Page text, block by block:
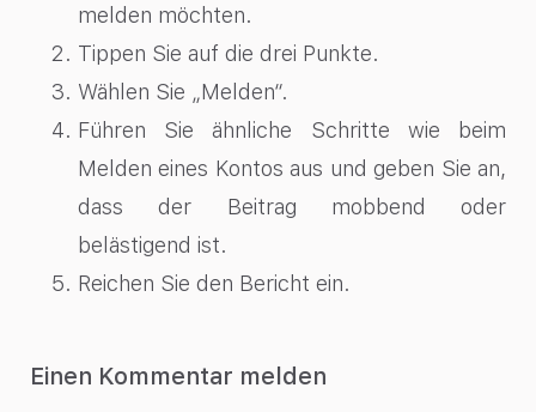
melden möchten.
Tippen Sie auf die drei Punkte.
Wählen Sie „Melden“.
Führen Sie ähnliche Schritte wie beim
Melden eines Kontos aus und geben Sie an,
dass der Beitrag mobbend oder
belästigend ist.
Reichen Sie den Bericht ein.
Einen Kommentar melden